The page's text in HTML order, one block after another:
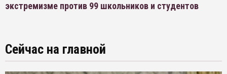
экстремизме против 99 школьников и студентов
Сейчас на главной